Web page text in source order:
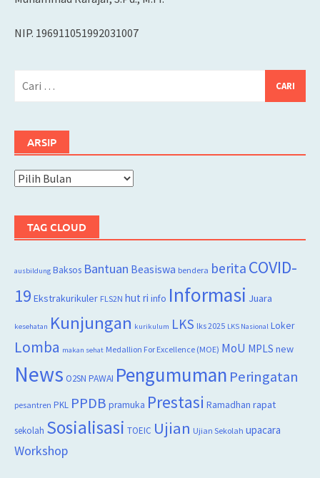
NIP. 196911051992031007
ARSIP
Arsip
TAG CLOUD
ausbildung Baksos Bantuan Beasiswa bendera berita COVID-
19 Ekstrakurikuler FLS2N hut ri info Informasi Juara
kesehatan Kunjungan kurikulum LKS lks 2025 LKS Nasional Loker
Lomba makan sehat Medallion For Excellence (MOE) MoU MPLS new
News O2SN PAWAI Pengumuman Peringatan
pesantren PKL PPDB pramuka Prestasi Ramadhan rapat
sekolah Sosialisasi TOEIC Ujian Ujian Sekolah upacara
Workshop